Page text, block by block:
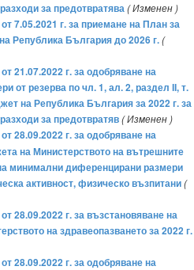
за предотвратява( Изменен )
7.05.2021 г. за приемане на План за
Република България до 2026 г.(
21.07.2022 г. за одобряване на
от резерва по чл. 1, ал. 2, раздел ІІ, т.
на Република България за 2022 г. за
за предотвратяв( Изменен )
28.09.2022 г. за одобряване на
на Министерството на вътрешните
минимални диференцирани размери
активност, физическо възпитани(
28.09.2022 г. за възстановяване на
на здравеопазването за 2022 г.
28.09.2022 г. за одобряване на